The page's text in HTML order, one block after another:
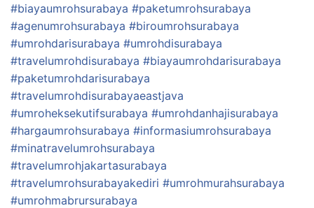
#biayaumrohsurabaya #paketumrohsurabaya
#agenumrohsurabaya #biroumrohsurabaya
#umrohdarisurabaya #umrohdisurabaya
#travelumrohdisurabaya #biayaumrohdarisurabaya
#paketumrohdarisurabaya
#travelumrohdisurabayaeastjava
#umroheksekutifsurabaya #umrohdanhajisurabaya
#hargaumrohsurabaya #informasiumrohsurabaya
#minatravelumrohsurabaya
#travelumrohjakartasurabaya
#travelumrohsurabayakediri #umrohmurahsurabaya
#umrohmabrursurabaya